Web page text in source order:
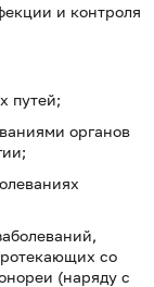
и контроля
путей;
органов
со
(наряду с